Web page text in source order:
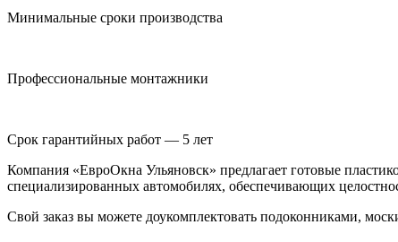
Минимальные сроки производства
Профессиональные монтажники
Срок гарантийных работ — 5 лет
Компания «ЕвроОкна Ульяновск» предлагает готовые
специализированных автомобилях, обеспечивающих
Свой заказ вы можете доукомплектовать подоконниками,